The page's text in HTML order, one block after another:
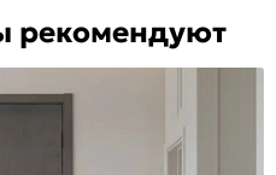
рекомендуют